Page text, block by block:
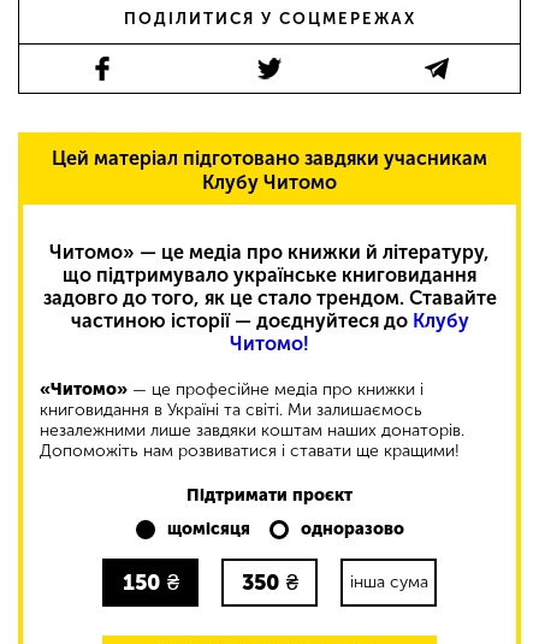
ПОДІЛИТИСЯ У СОЦМЕРЕЖАХ
Цей матеріал підготовано завдяки учасникам
Клубу Читомо
Читомо» — це медіа про книжки й літературу,
що підтримувало українське книговидання
задовго до того, як це стало трендом. Ставайте
частиною історії — доєднуйтеся до Клубу
Читомо!
«Читомо» — це професійне медіа про книжки і
книговидання в Україні та світі. Ми залишаємось
незалежними лише завдяки коштам наших донаторів.
Допоможіть нам розвиватися і ставати ще кращими!
Підтримати проєкт
щомісяця
одноразово
150 ₴ 350 ₴ інша сума